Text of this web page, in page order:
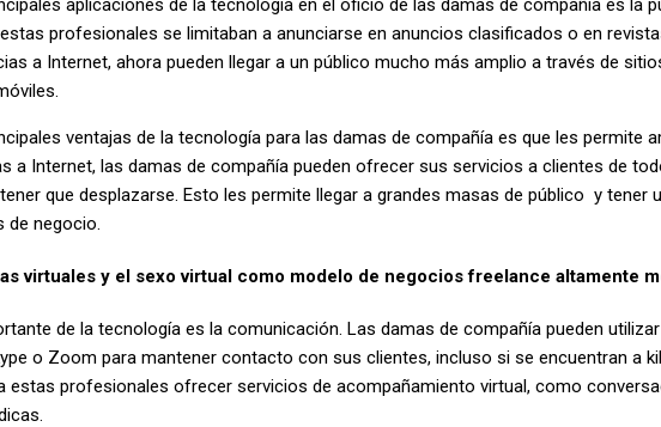
aplicaciones de la tecnología en el oficio de las damas de compañía es la
profesionales se limitaban a anunciarse en anuncios clasificados o en
a Internet, ahora pueden llegar a un público mucho más amplio a través de
ventajas de la tecnología para las damas de compañía es que les permite
a Internet, las damas de compañía pueden ofrecer sus servicios a clientes de
que desplazarse. Esto les permite llegar a grandes masas de público y tener
de negocio.
virtuales y el sexo virtual como modelo de negocios freelance altamente
de la tecnología es la comunicación. Las damas de compañía pueden
o Zoom para mantener contacto con sus clientes, incluso si se encuentran a
estas profesionales ofrecer servicios de acompañamiento virtual, como